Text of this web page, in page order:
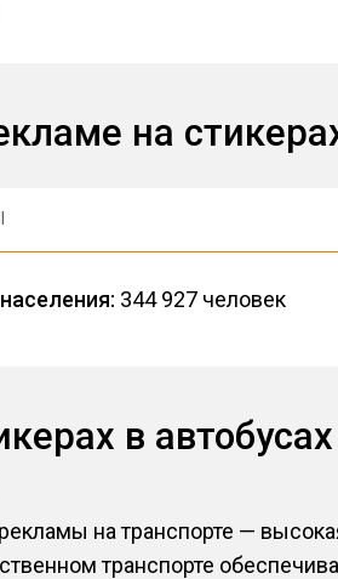
на
344 927 человек
в
на транспорте —
транспорте